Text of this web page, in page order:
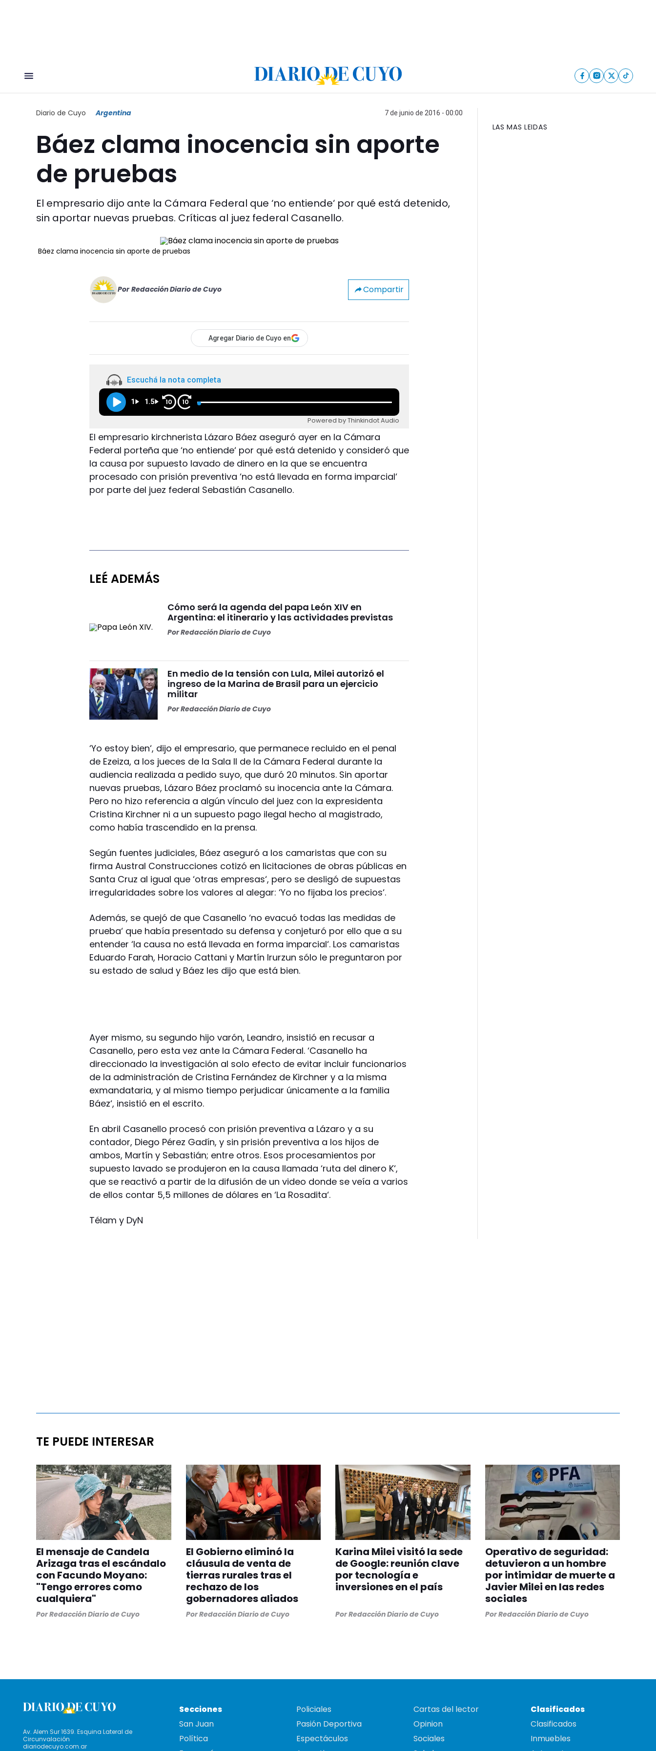
Diario de Cuyo Argentina 7 de junio de 2016 - 00:00
Báez clama inocencia sin aporte
de pruebas
El empresario dijo ante la Cámara Federal que ‘no entiende‘ por qué está detenido,
sin aportar nuevas pruebas. Críticas al juez federal Casanello.
Báez clama inocencia sin aporte de pruebas
Por Redacción Diario de Cuyo Compartir
Agregar Diario de Cuyo en
Escuchá la nota completa
1 1.5 10 10
Powered by Thinkindot Audio
El empresario kirchnerista Lázaro Báez aseguró ayer en la Cámara
Federal porteña que ‘no entiende‘ por qué está detenido y consideró que
la causa por supuesto lavado de dinero en la que se encuentra
procesado con prisión preventiva ‘no está llevada en forma imparcial‘
por parte del juez federal Sebastián Casanello.
LEÉ ADEMÁS
Cómo será la agenda del papa León XIV en
Argentina: el itinerario y las actividades previstas
PorRedacción Diario de Cuyo
En medio de la tensión con Lula, Milei autorizó el
ingreso de la Marina de Brasil para un ejercicio
militar
PorRedacción Diario de Cuyo
‘Yo estoy bien‘, dijo el empresario, que permanece recluido en el penal
de Ezeiza, a los jueces de la Sala II de la Cámara Federal durante la
audiencia realizada a pedido suyo, que duró 20 minutos. Sin aportar
nuevas pruebas, Lázaro Báez proclamó su inocencia ante la Cámara.
Pero no hizo referencia a algún vínculo del juez con la expresidenta
Cristina Kirchner ni a un supuesto pago ilegal hecho al magistrado,
como había trascendido en la prensa.
Según fuentes judiciales, Báez aseguró a los camaristas que con su
firma Austral Construcciones cotizó en licitaciones de obras públicas en
Santa Cruz al igual que ‘otras empresas‘, pero se desligó de supuestas
irregularidades sobre los valores al alegar: ‘Yo no fijaba los precios‘.
Además, se quejó de que Casanello ‘no evacuó todas las medidas de
prueba‘ que había presentado su defensa y conjeturó por ello que a su
entender ‘la causa no está llevada en forma imparcial‘. Los camaristas
Eduardo Farah, Horacio Cattani y Martín Irurzun sólo le preguntaron por
su estado de salud y Báez les dijo que está bien.
Ayer mismo, su segundo hijo varón, Leandro, insistió en recusar a
Casanello, pero esta vez ante la Cámara Federal. ‘Casanello ha
direccionado la investigación al solo efecto de evitar incluir funcionarios
de la administración de Cristina Fernández de Kirchner y a la misma
exmandataria, y al mismo tiempo perjudicar únicamente a la familia
Báez‘, insistió en el escrito.
En abril Casanello procesó con prisión preventiva a Lázaro y a su
contador, Diego Pérez Gadín, y sin prisión preventiva a los hijos de
ambos, Martín y Sebastián; entre otros. Esos procesamientos por
supuesto lavado se produjeron en la causa llamada ‘ruta del dinero K‘,
que se reactivó a partir de la difusión de un video donde se veía a varios
de ellos contar 5,5 millones de dólares en ‘La Rosadita‘.
Télam y DyN
LAS MAS LEIDAS
TE PUEDE INTERESAR
El mensaje de Candela
Arizaga tras el escándalo
con Facundo Moyano:
"Tengo errores como
cualquiera"
PorRedacción Diario de Cuyo
El Gobierno eliminó la
cláusula de venta de
tierras rurales tras el
rechazo de los
gobernadores aliados
PorRedacción Diario de Cuyo
Karina Milei visitó la sede
de Google: reunión clave
por tecnología e
inversiones en el país
PorRedacción Diario de Cuyo
Operativo de seguridad:
detuvieron a un hombre
por intimidar de muerte a
Javier Milei en las redes
sociales
PorRedacción Diario de Cuyo
Av. Alem Sur 1639. Esquina Lateral de
Circunvalación
diariodecuyo.com.ar
Secciones
San Juan
Política
Policiales
Pasión Deportiva
Espectáculos
Cartas del lector
Opinion
Sociales
Clasificados
Clasificados
Inmuebles